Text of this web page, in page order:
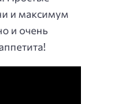
и максимум
и очень